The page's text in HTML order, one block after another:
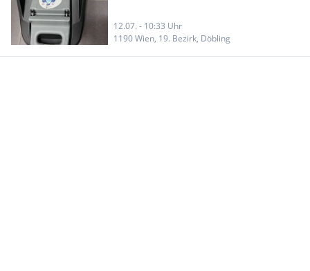
12.07. - 10:33 Uhr
1190 Wien, 19. Bezirk, Döbling